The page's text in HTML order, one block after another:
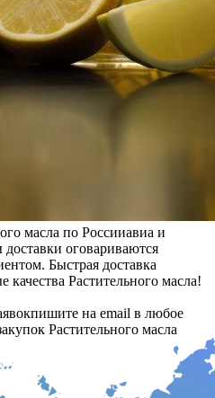
масла по Россииавиа и
оговариваются
Быстрая доставка
качества Растительного масла!
пишите на email в любое
Растительного масла